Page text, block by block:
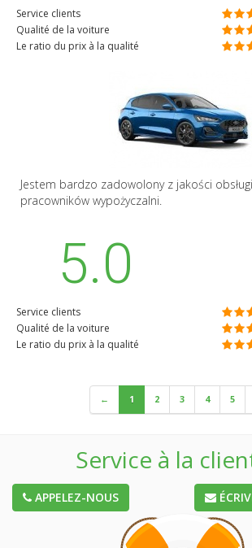
Service clients
Qualité de la voiture
Le ratio du prix à la qualité
Jestem bardzo zadowolony z jakości
pracowników wypożyczalni.
5.0
Service clients
Qualité de la voiture
Le ratio du prix à la qualité
← 1 2 3 4 5
Service à la
APPELEZ-NOUS